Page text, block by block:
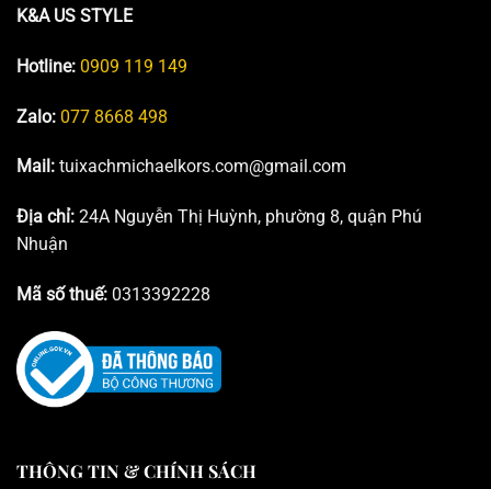
K&A US STYLE
Hotline: 0909 119 149
Zalo: 077 8668 498
Mail: tuixachmichaelkors.com@gmail.com
Địa chỉ: 24A Nguyễn Thị Huỳnh, phường 8, quận Phú
Nhuận
Mã số thuế: 0313392228
THÔNG TIN & CHÍNH SÁCH